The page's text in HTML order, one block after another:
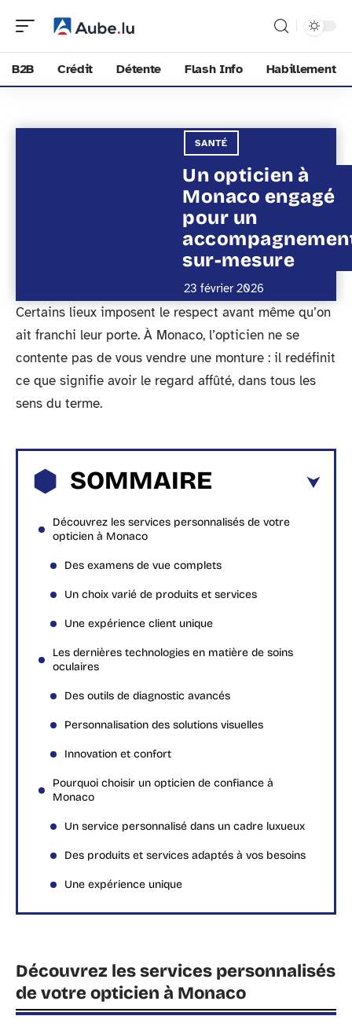
B2B Crédit Détente Flash Info Habillement
SANTÉ
Un opticien à
Monaco engagé
pour un
sur-mesure
23 février 2026
Certains lieux imposent le respect avant même qu’on
ait franchi leur porte. À Monaco, l’opticien ne se
contente pas de vous vendre une monture : il redéfinit
ce que signifie avoir le regard affûté, dans tous les
sens du terme.
SOMMAIRE
Découvrez les services personnalisés de votre
opticien à Monaco
Des examens de vue complets
Un choix varié de produits et services
Une expérience client unique
Les dernières technologies en matière de soins
oculaires
Des outils de diagnostic avancés
Personnalisation des solutions visuelles
Innovation et confort
Pourquoi choisir un opticien de confiance à
Monaco
Un service personnalisé dans un cadre luxueux
Des produits et services adaptés à vos besoins
Une expérience unique
Découvrez les services personnalisés
de votre opticien à Monaco